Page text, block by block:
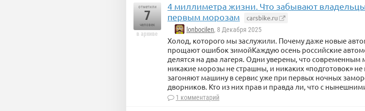
отметили
7
человек
в архиве
4 миллиметра жизни. Что забывают
первым морозам
carsbike.ru
lonbocilen, 8 Декабря 2025
Холод, которого мы заслужили. Почему даже новые
прощают ошибок зимойКаждую осень российские
делятся на два лагеря. Одни уверены, что
никакие морозы не страшны, и никаких «подготовок»
загоняют машину в сервис уже при первых ночных
дворников. Кто из них прав и правда ли, что с
1 комментарий